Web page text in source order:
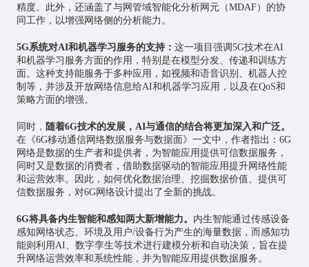
精度。此外，还涵盖了与网管域智能化分析网元（MDAF）的协
同工作，以增强网络侧的分析能力。
5G系统对AI和机器学习服务的支持： 这一项目强调5G技术在AI
和机器学习服务方面的作用，特别是在模型分发、传递和训练方
面。这种支持能服务于多种应用，如视频和语音识别、机器人控
制等，并涉及开放网络信息给AI和机器学习应用，以及在QoS和
策略方面的增强。
同时， 随着6G技术的发展，AI与通信的结合将更加深入和广泛。
在《6G移动通信网络数据服务与数据面》一文中，作者指出：6G
网络是数据的生产者和提供者，为智能应用提供可信数据服务，
同时又是数据的消费者，借助数据驱动的智能应用提升网络性能
和运营效率。因此，如何优化数据治理、挖掘数据价值、提供可
信数据服务，对6G网络设计提出了全新的挑战。
6G将具备内生智能和感知两大新增能力。 内生智能通过传感设备
感知网络状态、环境及用户/设备行为产生的海量数据，而感知功
能则利用AI、 数字孪生等技术进行建模分析和自动决策，旨在提
升网络运营效率和系统性能，并为智能应用提供数据服务。